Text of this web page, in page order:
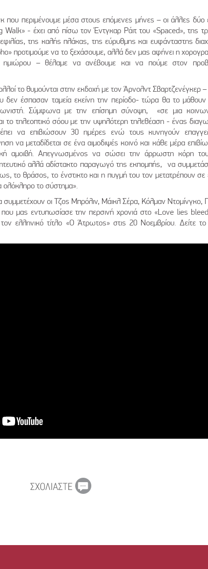
που περιμένουμε μέσα στους επόμενες μήνες – οι άλλες δύο
- έχει από πίσω τον Έντγκαρ Ράιτ του «Spaced», της
της καλής πλάκας, της εύρυθμης και ευφάνταστης
προτιμούμε να το ξεχάσουμε, αλλά δεν μας αφήνει η
ημιώρου – θέλαμε να ανέβουμε και να πούμε στον
το θυμούνται στην εκδοχή με τον Άρνολντ Σβαρτζενέγκερ –
δεν έσπασαν ταμεία εκείνη την περίοδο- τώρα θα το
Σύμφωνα με την επίσημη σύνοψη, «σε μια
το τηλεοπτικό σόου με την υψηλότερη τηλεθέαση - ένας
να επιβιώσουν 30 ημέρες ενώ τους κυνηγούν
να μεταδίδεται σε ένα αιμοδιψές κοινό και κάθε μέρα
αμοιβή. Απεγνωσμένος να σώσει την άρρωστη κόρη
αλλά αδίστακτο παραγωγό της εκπομπής, να
το θράσος, το ένστικτο και η πυγμή του τον μετατρέπουν
ολόκληρο το σύστημα».
συμμετέχουν οι Τζος Μπρόλιν, Μάικλ Σέρα, Κόλμαν Ντομίνγκο,
που μας εντυπωσίασε την περσινή χρονιά στο «Love lies
ελληνικό τίτλο «Ο Άτρωτος» στις 20 Νοεμβρίου. Δείτε